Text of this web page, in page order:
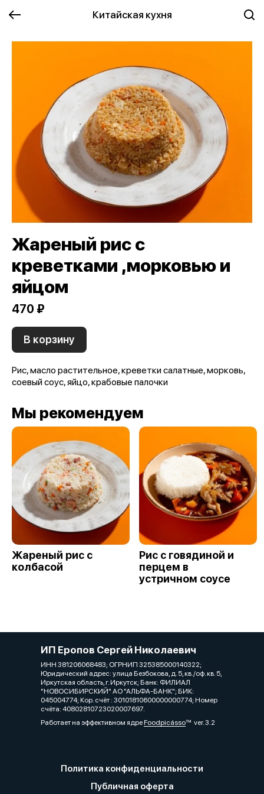
Китайская кухня
Жареный рис с
креветками ,морковью и
яйцом
470 ₽
В корзину
Рис, масло растительное, креветки салатные, морковь,
соевый соус, яйцо, крабовые палочки
Мы рекомендуем
Жареный рис с
колбасой
Рис с говядиной и
перцем в
устричном соусе
ИП Еропов Сергей Николаевич
ИНН 381206068483; ОГРНИП 325385000140322;
Юридический адрес: улица Безбокова, д. 5, кв./оф. кв. 5,
Иркутская область, г. Иркутск; Банк: ФИЛИАЛ
"НОВОСИБИРСКИЙ" АО "АЛЬФА-БАНК"; БИК:
045004774; Кор. счёт : 30101810600000000774; Номер
счёта: 40802810723020007697.
Работает на эффективном ядреFoodpicássover. 3.2
Политика конфиденциальности
Публичная оферта